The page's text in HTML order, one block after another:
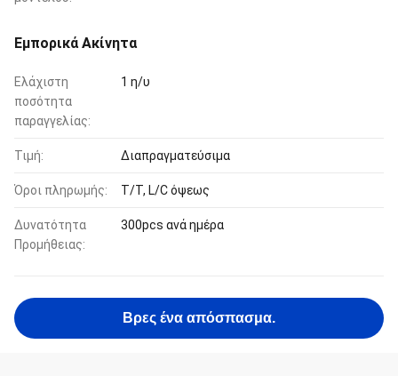
Εμπορικά Ακίνητα
Ελάχιστη
ποσότητα
παραγγελίας:
1 η/υ
Τιμή: Διαπραγματεύσιμα
Όροι πληρωμής: T/T, L/C όψεως
Δυνατότητα
Προμήθειας:
300pcs ανά ημέρα
Βρες ένα απόσπασμα.